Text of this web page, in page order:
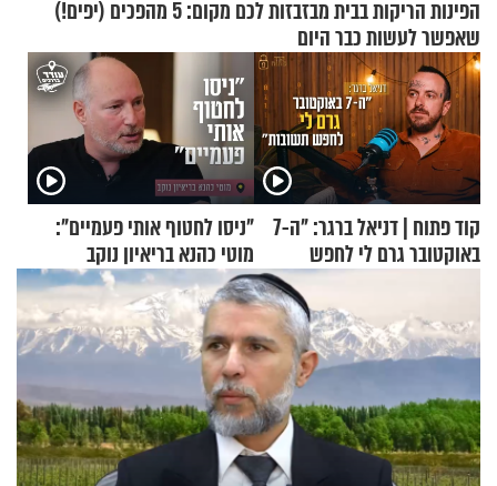
הפינות הריקות בבית מבזבזות לכם מקום: 5 מהפכים (יפים!)
שאפשר לעשות כבר היום
קוד פתוח | דניאל ברגר: "ה-7
באוקטובר גרם לי לחפש
"ניסו לחטוף אותי פעמיים":
מוטי כהנא בריאיון נוקב